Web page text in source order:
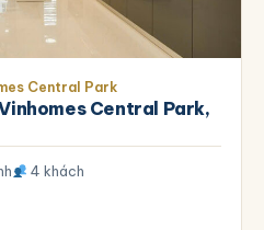
Central Park
Central Park,
4 khách